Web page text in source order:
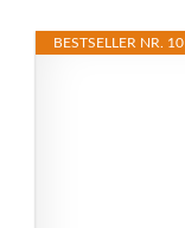
BESTSELLER NR. 10